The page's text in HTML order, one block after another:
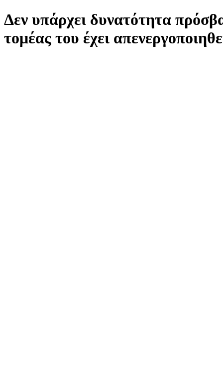
Δεν υπάρχει δυνατότητα
τομέας του έχει